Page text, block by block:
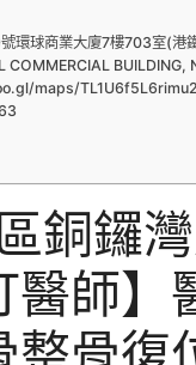
環球商業大廈7樓703室(港
BUILDING,
maps/
銅鑼
師】